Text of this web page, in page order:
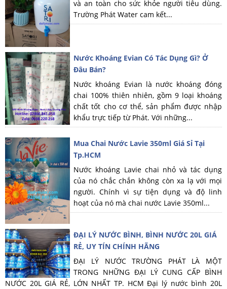
và an toàn cho sức khỏe người tiêu dùng.
Trường Phát Water cam kết...
Nước Khoáng Evian Có Tác Dụng Gì? Ở
Đâu Bán?
Nước khoáng Evian là nước khoáng đóng
chai 100% thiên nhiên, gồm 9 loại khoáng
chất tốt cho cơ thể, sản phẩm được nhập
khẩu trực tiếp từ Phát. Với những...
Mua Chai Nước Lavie 350ml Giá Sỉ Tại
Tp.HCM
Nước khoáng Lavie chai nhỏ và tác dụng
của nó chắc chắn không còn xa lạ với mọi
người. Chính vì sự tiện dụng và độ linh
hoạt của nó mà chai nước Lavie 350ml...
ĐẠI LÝ NƯỚC BÌNH, BÌNH NƯỚC 20L GIÁ
RẺ, UY TÍN CHÍNH HÃNG
ĐẠI LÝ NƯỚC TRƯỜNG PHÁT LÀ MỘT
TRONG NHỮNG ĐẠI LÝ CUNG CẤP BÌNH
NƯỚC 20L GIÁ RẺ, LỚN NHẤT TP. HCM Đại lý nước bình 20L